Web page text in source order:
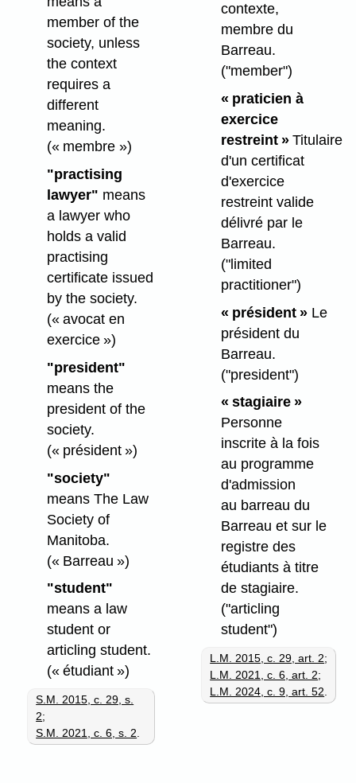
member of the
society, unless
the context
requires a
different
meaning.
(« membre »)
"practising
lawyer" means
a lawyer who
holds a valid
practising
certificate issued
by the society.
(« avocat en
exercice »)
"president"
means the
president of the
society.
(« président »)
"society"
means The Law
Society of
Manitoba.
(« Barreau »)
"student"
means a law
student or
articling student.
(« étudiant »)
S.M. 2015, c. 29, s.
2;
S.M. 2021, c. 6, s. 2
contexte,
membre du
Barreau.
("member")
« praticien à
exercice
restreint »Titulaire
d'un certificat
d'exercice
restreint valide
délivré par le
Barreau.
("limited
practitioner")
« président »Le
président du
Barreau.
("president")
« stagiaire »
Personne
inscrite à la fois
au programme
d'admission
au barreau du
Barreau et sur le
registre des
étudiants à titre
de stagiaire.
("articling
student")
L.M. 2015, c. 29, art. 2;
L.M. 2021, c. 6, art. 2;
L.M. 2024, c. 9, art. 52